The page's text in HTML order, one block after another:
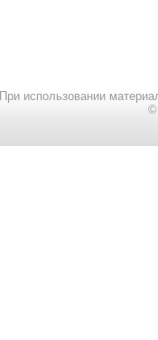
При использовании